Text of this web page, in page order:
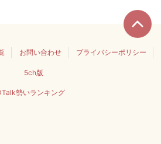
お問い合わせ プライバシーポリシー
5ch版
勢いランキング